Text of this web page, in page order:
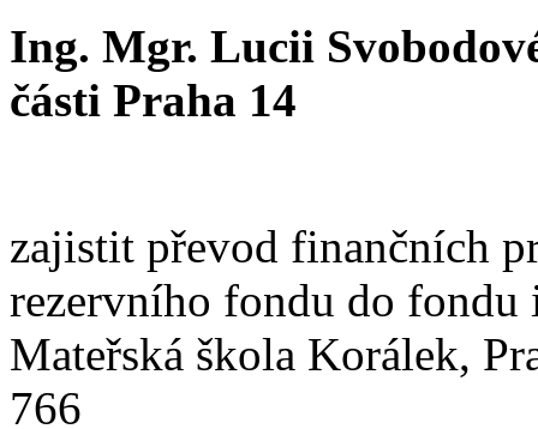
Ing. Mgr. Lucii
části Praha 14
zajistit převod finančních
rezervního fondu do fondu
Mateřská škola Korálek,
766